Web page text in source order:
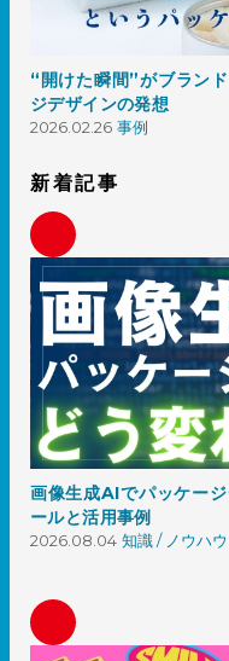
“開けた瞬間”がブラン
ジデザインの発想
2026.02.26 事例
新着記事
画像生成AIでパッケー
ールと活用事例
2026.08.04 知識 / ノウハウ